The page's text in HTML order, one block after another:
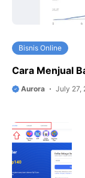
Bisnis Online
Cara Menjual
Aurora July 27,